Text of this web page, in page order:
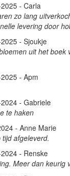
- Carla
zo lang
levering door
- Sjoukje
uit het boek
- Apm
- Gabriele
te haken
- Anne Marie
afgeleverd.
- Renske
Meer dan keurig